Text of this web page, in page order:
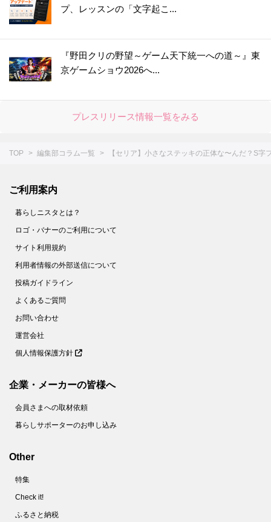
プ、レッスンの「文字起こ...
『野田クリの野望～ゲーム天下統一への道～』東
京ゲームショウ2026へ...
プレスリリース情報一覧をみる
TOP 編集部コラム一覧 【セリア】小さなステッキの正体な〜んだ？S
ご利用案内
暮らしニスタとは？
ロゴ・バナーのご利用について
サイト利用規約
利用者情報の外部送信について
投稿ガイドライン
よくあるご質問
お問い合わせ
運営会社
個人情報保護方針
企業・メーカーの皆様へ
会員さまへの取材依頼
暮らしサポーターのお申し込み
Other
特集
Check it!
ふるさと納税